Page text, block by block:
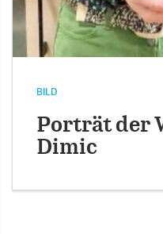
BILD
Porträt der
Dimic